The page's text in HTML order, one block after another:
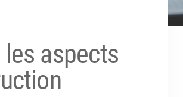
aspects